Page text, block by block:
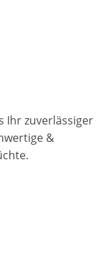
Ihr zuverlässiger
&